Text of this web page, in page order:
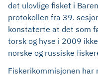
det ulovlige fisket i
protokollen fra 39.
konstaterte at det som
torsk og hyse i 2009
norske og russiske
Fiskerikommisjonen